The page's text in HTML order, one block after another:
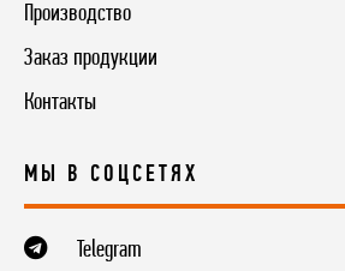
Производство
Заказ продукции
Контакты
МЫ В СОЦСЕТЯХ
Telegram